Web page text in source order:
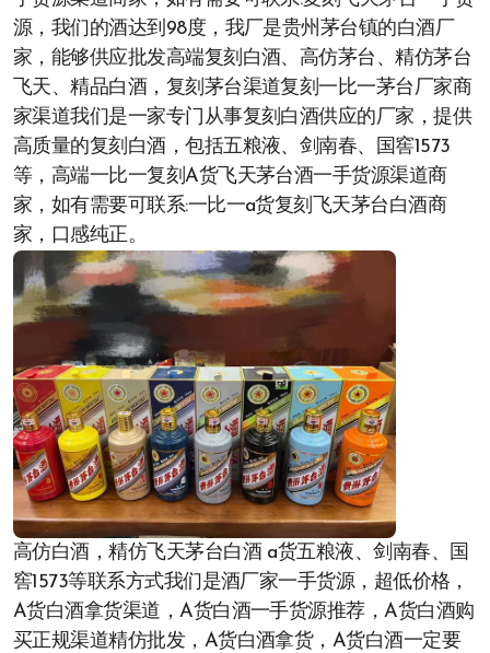
源，我们的酒达到98度，我厂是贵州茅台镇的白酒厂
家，能够供应批发高端复刻白酒、高仿茅台、精仿茅台
飞天、精品白酒，复刻茅台渠道复刻一比一茅台厂家商
家渠道我们是一家专门从事复刻白酒供应的厂家，提供
高质量的复刻白酒，包括五粮液、剑南春、国窖1573
等，高端一比一复刻A货飞天茅台酒一手货源渠道商
家，如有需要可联系:一比一a货复刻飞天茅台白酒商
家，口感纯正。
高仿白酒，精仿飞天茅台白酒 a货五粮液、剑南春、国
窖1573等联系方式我们是酒厂家一手货源，超低价格，
A货白酒拿货渠道，A货白酒一手货源推荐，A货白酒购
买正规渠道精仿批发，A货白酒拿货，A货白酒一定要